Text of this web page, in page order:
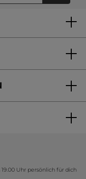
Uhr persönlich für dich